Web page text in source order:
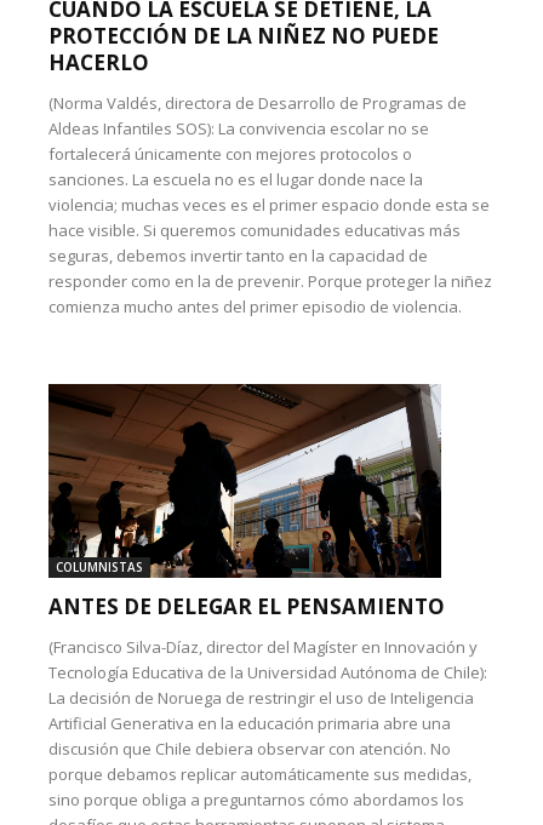
CUANDO LA ESCUELA SE DETIENE, LA
PROTECCIÓN DE LA NIÑEZ NO PUEDE
HACERLO
(Norma Valdés, directora de Desarrollo de Programas de
Aldeas Infantiles SOS): La convivencia escolar no se
fortalecerá únicamente con mejores protocolos o
sanciones. La escuela no es el lugar donde nace la
violencia; muchas veces es el primer espacio donde esta se
hace visible. Si queremos comunidades educativas más
seguras, debemos invertir tanto en la capacidad de
responder como en la de prevenir. Porque proteger la niñez
comienza mucho antes del primer episodio de violencia.
COLUMNISTAS
ANTES DE DELEGAR EL PENSAMIENTO
(Francisco Silva-Díaz, director del Magíster en Innovación y
Tecnología Educativa de la Universidad Autónoma de Chile):
La decisión de Noruega de restringir el uso de Inteligencia
Artificial Generativa en la educación primaria abre una
discusión que Chile debiera observar con atención. No
porque debamos replicar automáticamente sus medidas,
sino porque obliga a preguntarnos cómo abordamos los